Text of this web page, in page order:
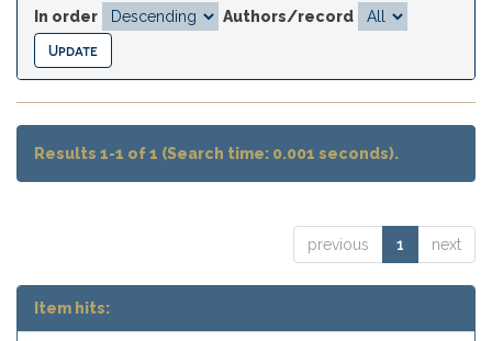
In order
Authors/record
Results 1-1 of 1 (Search time: 0.001 seconds).
previous 1 next
Item hits: